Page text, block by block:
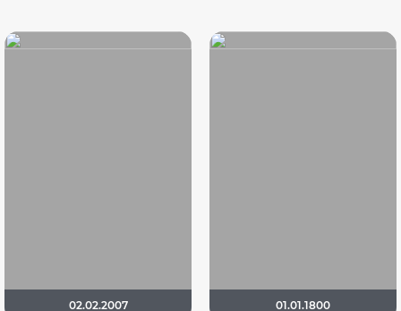
02.02.2007 01.01.1800